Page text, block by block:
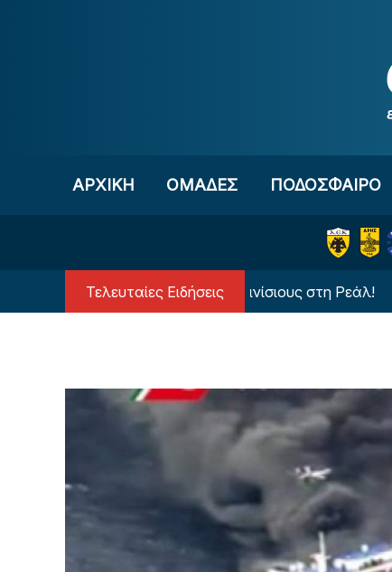
ΑΡΧΙΚΗ OΜΑΔΕΣ ΠΟΔΟΣΦΑΙΡΟ
Τελευταίες Ειδήσεις
Ανατροπή με τον Βινίσιους στη Ρεάλ!